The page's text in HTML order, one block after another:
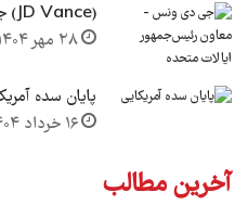
(JD Vance) جی دی ونس
۲۸ مهر ۱۴۰۴
پایان سده
۱۶ خرداد ۱۴۰۴
آخرین مطالب